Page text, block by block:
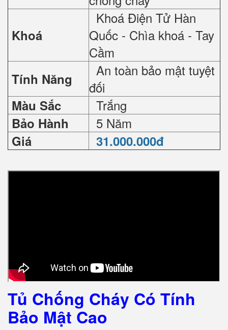
Khoá
Khoá Điện Tử Hàn
Quốc - Chìa khoá - Tay
Cầm
Tính Năng
An toàn bảo mật tuyệt
đối
Màu Sắc Trắng
Bảo Hành 5 Năm
Giá 31.000.000đ
Tủ Chống Cháy Có Tính
Bảo Mật Cao